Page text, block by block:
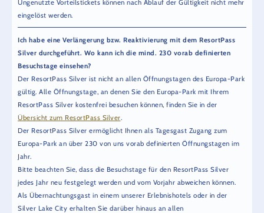
Ungenutzte Vorteilstickets können nach Ablauf der Gültigkeit nicht mehr
eingelöst werden.
Ich habe eine Verlängerung bzw. Reaktivierung mit dem ResortPass
Silver durchgeführt. Wo kann ich die mind. 230 vorab definierten
Besuchstage einsehen?
Der ResortPass Silver ist nicht an allen Öffnungstagen des Europa-Park
gültig. Alle Öffnungstage, an denen Sie den Europa-Park mit Ihrem
ResortPass Silver kostenfrei besuchen können, finden Sie in der
Übersicht zum ResortPass Silver.
Der ResortPass Silver ermöglicht Ihnen als Tagesgast Zugang zum
Europa-Park an über 230 von uns vorab definierten Öffnungstagen im
Jahr.
Bitte beachten Sie, dass die Besuchstage für den ResortPass Silver
jedes Jahr neu festgelegt werden und vom Vorjahr abweichen können.
Als Übernachtungsgast in einem unserer Erlebnishotels oder in der
Silver Lake City erhalten Sie darüber hinaus an allen